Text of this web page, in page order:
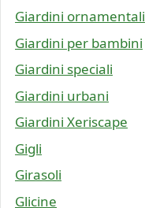
Giardini ornamentali
Giardini per bambini
Giardini speciali
Giardini urbani
Giardini Xeriscape
Gigli
Girasoli
Glicine